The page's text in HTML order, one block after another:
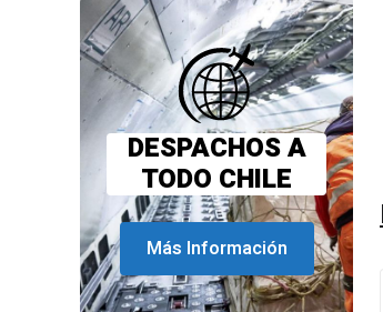
DESPACHOS A
TODO CHILE
Más Información